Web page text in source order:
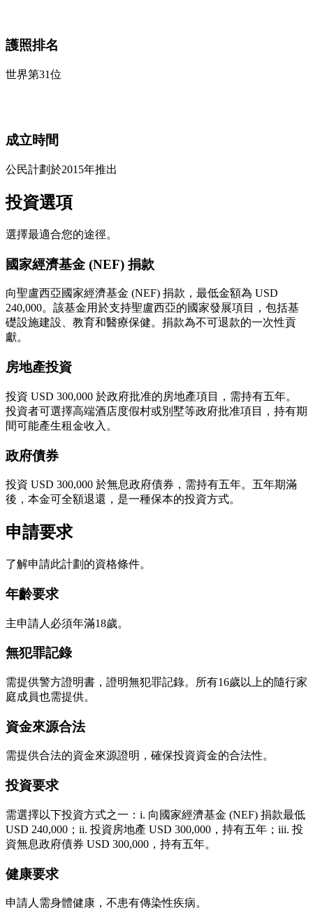
護照排名
世界第31位
成立時間
公民計劃於2015年推出
投資選項
選擇最適合您的途徑。
國家經濟基金 (NEF) 捐款
向聖盧西亞國家經濟基金 (NEF) 捐款，最低金額為 USD
240,000。該基金用於支持聖盧西亞的國家發展項目，包括基
礎設施建設、教育和醫療保健。捐款為不可退款的一次性貢
獻。
房地產投資
投資 USD 300,000 於政府批准的房地產項目，需持有五年。
投資者可選擇高端酒店度假村或別墅等政府批准項目，持有期
間可能產生租金收入。
政府債券
投資 USD 300,000 於無息政府債券，需持有五年。五年期滿
後，本金可全額退還，是一種保本的投資方式。
申請要求
了解申請此計劃的資格條件。
年齡要求
主申請人必須年滿18歲。
無犯罪記錄
需提供警方證明書，證明無犯罪記錄。所有16歲以上的隨行家
庭成員也需提供。
資金來源合法
需提供合法的資金來源證明，確保投資資金的合法性。
投資要求
需選擇以下投資方式之一：i. 向國家經濟基金 (NEF) 捐款最低
USD 240,000；ii. 投資房地產 USD 300,000，持有五年；iii. 投
資無息政府債券 USD 300,000，持有五年。
健康要求
申請人需身體健康，不患有傳染性疾病。